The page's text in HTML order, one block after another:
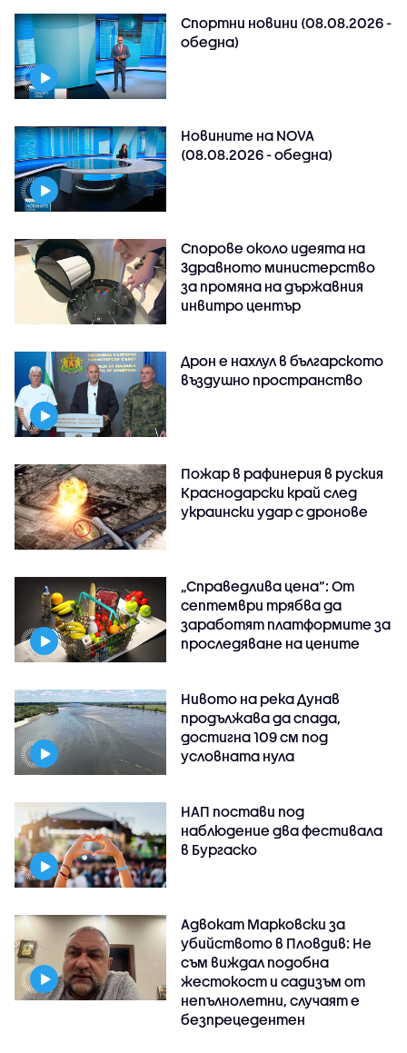
Спортни новини (08.08.2026 -
обедна)
Новините на NOVA
(08.08.2026 - обедна)
Спорове около идеята на
Здравното министерство
за промяна на държавния
инвитро център
Дрон е нахлул в българското
въздушно пространство
Пожар в рафинерия в руския
Краснодарски край след
украински удар с дронове
„Справедлива цена“: От
септември трябва да
заработят платформите за
проследяване на цените
Нивото на река Дунав
продължава да спада,
достигна 109 см под
условната нула
НАП постави под
наблюдение два фестивала
в Бургаско
Адвокат Марковски за
убийството в Пловдив: Не
съм виждал подобна
жестокост и садизъм от
непълнолетни, случаят е
безпрецедентен